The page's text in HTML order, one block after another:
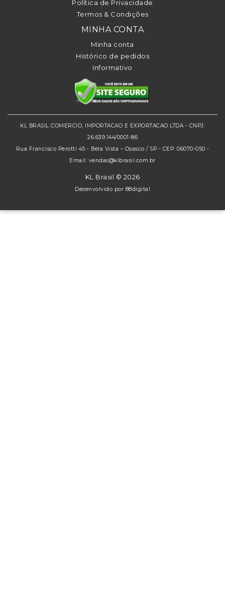
Política de Privacidade
Termos & Condições
MINHA CONTA
Minha conta
Histórico de pedidos
Informativo
KL BRASIL COMERCIO, IMPORTACAO E EXPORTACAO LTDA - CNPJ:
26.639.144/0001-86
Rua Francisco Perotti 45 - Bela Vista – Osasco / SP - CEP: 06070-050 -
Email: vendas@klbrasil.com.br
KL Brasil © 2026
Desenvolvido por 88digital